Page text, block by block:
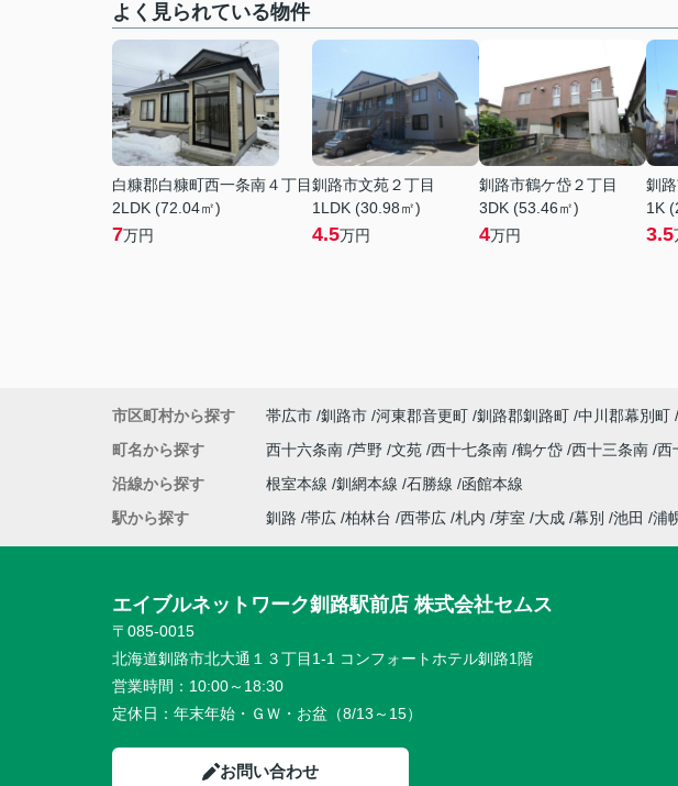
よく見られている物件
白糠郡白糠町西一条南４丁目
2LDK (72.04㎡)
7万円
釧路市文苑２丁目
1LDK (30.98㎡)
4.5万円
釧路市鶴ケ岱２丁目
3DK (53.46㎡)
4万円
釧
1K
3.5
市区町村から探す 帯広市 釧路市 河東郡音更町 釧路郡釧路町 中川郡幕別町
町名から探す
西十六条南 芦野 文苑 西十七条南 鶴ケ岱 西十三条南 西
沿線から探す
根室本線 釧網本線 石勝線
函館本線
駅から探す
釧路 帯広 柏林台 西帯広 札内 芽室 大成 幕別 池田 浦
エイブルネットワーク釧路駅前店 株式会社セムス
〒085-0015
北海道釧路市北大通１３丁目1-1 コンフォートホテル釧路1階
営業時間： 10:00～18:30
定休日： 年末年始・ＧＷ・お盆（8/13～15）
お問い合わせ